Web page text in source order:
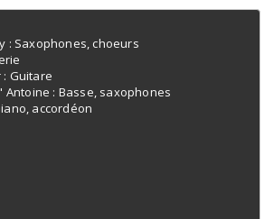
: Saxophones, choeurs
Guitare
: Basse, saxophones
accordéon